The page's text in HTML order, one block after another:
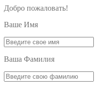
Добро пожаловать!
Ваше Имя
Ваша Фамилия